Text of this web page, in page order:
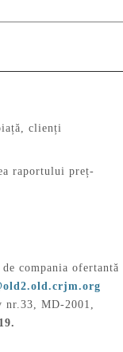
clienți
raportului preț-
de compania ofertantă
MD-2001,